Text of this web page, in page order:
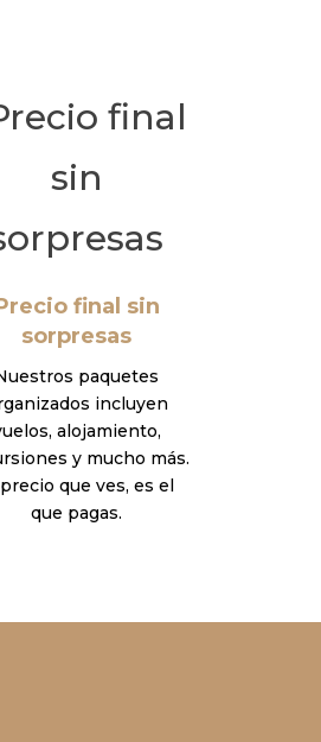
final sin
sorpresas
paquetes
incluyen
alojamiento,
y mucho más.
que ves, es el
que pagas.